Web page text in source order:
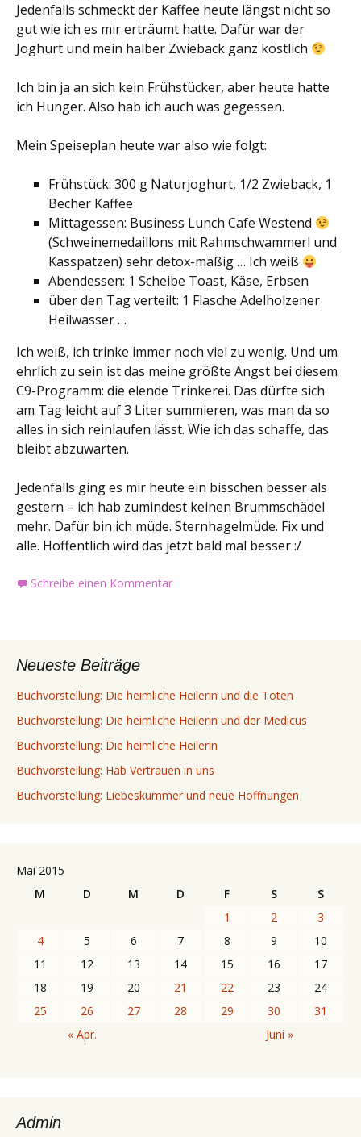
Jedenfalls schmeckt der Kaffee heute längst nicht so
gut wie ich es mir erträumt hatte. Dafür war der
Joghurt und mein halber Zwieback ganz köstlich
Ich bin ja an sich kein Frühstücker, aber heute hatte
ich Hunger. Also hab ich auch was gegessen.
Mein Speiseplan heute war also wie folgt:
Frühstück: 300 g Naturjoghurt, 1/2 Zwieback, 1
Becher Kaffee
Mittagessen: Business Lunch Cafe Westend
(Schweinemedaillons mit Rahmschwammerl und
Kasspatzen) sehr detox-mäßig … Ich weiß
Abendessen: 1 Scheibe Toast, Käse, Erbsen
über den Tag verteilt: 1 Flasche Adelholzener
Heilwasser …
Ich weiß, ich trinke immer noch viel zu wenig. Und um
ehrlich zu sein ist das meine größte Angst bei diesem
C9-Programm: die elende Trinkerei. Das dürfte sich
am Tag leicht auf 3 Liter summieren, was man da so
alles in sich reinlaufen lässt. Wie ich das schaffe, das
bleibt abzuwarten.
Jedenfalls ging es mir heute ein bisschen besser als
gestern – ich hab zumindest keinen Brummschädel
mehr. Dafür bin ich müde. Sternhagelmüde. Fix und
alle. Hoffentlich wird das jetzt bald mal besser :/
Schreibe einen Kommentar
Neueste Beiträge
Buchvorstellung: Die heimliche Heilerin und die Toten
Buchvorstellung: Die heimliche Heilerin und der Medicus
Buchvorstellung: Die heimliche Heilerin
Buchvorstellung: Hab Vertrauen in uns
Buchvorstellung: Liebeskummer und neue Hoffnungen
Mai 2015
M
D M D F S
S
1
2
3
4
5 6 7 8 9
10
11
12 13 14 15 16
17
18
19 20 21 22 23
24
25
26 27 28 29 30
31
« Apr.
Juni »
Admin